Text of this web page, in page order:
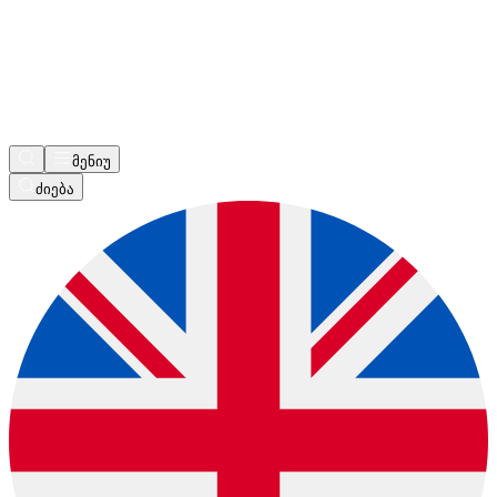
მენიუ
ძიება